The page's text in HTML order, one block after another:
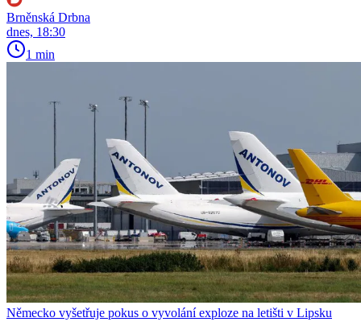
Brněnská Drbna
dnes, 18:30
1 min
Německo vyšetřuje pokus o vyvolání exploze na letišti v Lipsku